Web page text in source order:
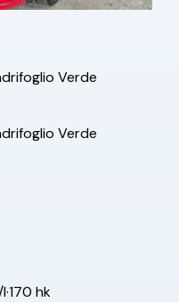
Verde
Verde
l·170 hk